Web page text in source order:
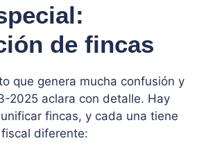
de fincas
que genera mucha confusión y
2025 aclara con detalle. Hay
fincas, y cada una tiene
diferente: